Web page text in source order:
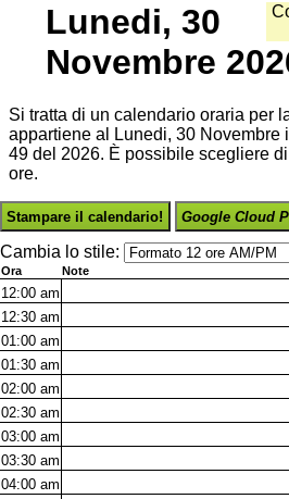
Lunedi, 30
Novembre
Si tratta di un calendario oraria per
appartiene al Lunedi, 30 Novembre
49 del 2026. È possibile scegliere
ore.
Stampare il calendario! Google Cloud
Cambia lo stile:
Ora Note
12:00 am
12:30 am
01:00 am
01:30 am
02:00 am
02:30 am
03:00 am
03:30 am
04:00 am